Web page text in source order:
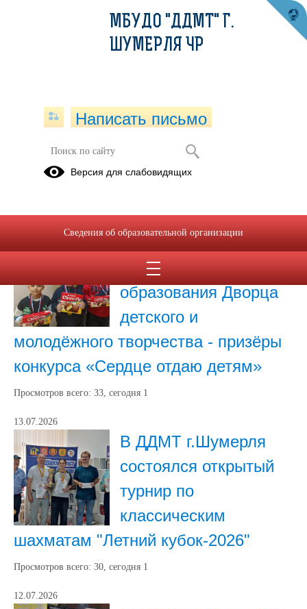
Новости
Педагоги
дополнительного
образования Дворца
детского и
молодёжного творчества - призёры
конкурса «Сердце отдаю детям»
Просмотров всего: 33, сегодня 1
13.07.2026
В ДДМТ г.Шумерля
состоялся открытый
турнир по
классическим
шахматам "Летний кубок-2026"
Просмотров всего: 30, сегодня 1
12.07.2026
МБУДО "ДДМТ" Г.
ШУМЕРЛЯ ЧР
Написать письмо
Версия для слабовидящих
Сведения об образовательной организации